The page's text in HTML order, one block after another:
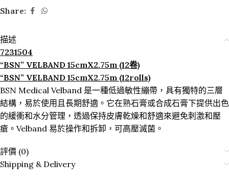
Share:
描述
7231504
“BSN” VELBAND 15cmX2.75m (12卷)
“BSN” VELBAND 15cmX2.75m (12rolls)
BSN Medical Velband 是一種低過敏性繃帶，具有獨特的三層
結構，易於使用且長期舒適。它在熟石膏或合成石膏下提供出色
的緩衝和水分管理，透過保持皮膚乾燥和舒適來避免刺激和壓
瘡。Velband 易於操作和拆卸，可高壓滅菌。
評價 (0)
Shipping & Delivery